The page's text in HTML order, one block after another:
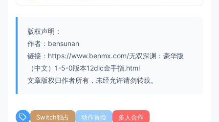
版权声明：
作者：bensunan
链接：https://www.benmx.com/无双深渊：豪华版
（中文）1-5-0版本12dlc金手指.html
文章版权归作者所有，未经允许请勿转载。
Switch独占 动作冒险
多人合作